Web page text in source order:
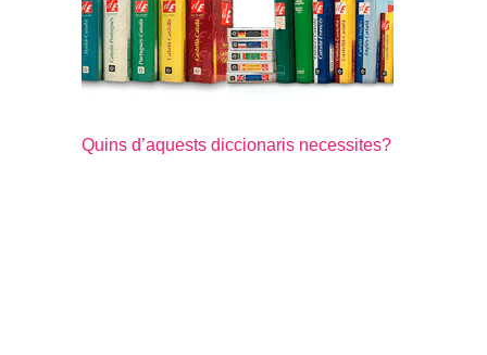
Quins d’aquests diccionaris necessites?